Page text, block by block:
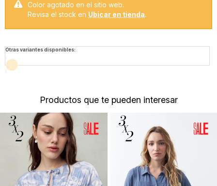
Color agotado en el sitio web.
Revisa el stock en Ubicar en tienda.
Otras variantes disponibles:
Productos que te pueden interesar